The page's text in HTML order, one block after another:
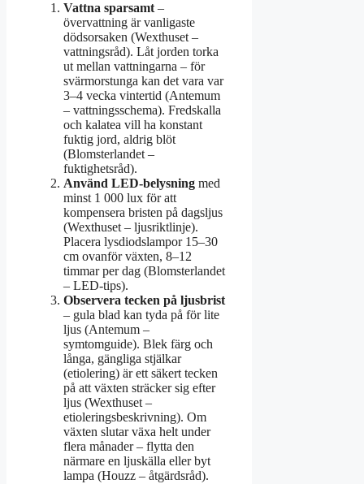
Vattna sparsamt –
övervattning är vanligaste
dödsorsaken (Wexthuset –
vattningsråd). Låt jorden torka
ut mellan vattningarna – för
svärmorstunga kan det vara var
3–4 vecka vintertid (Antemum
– vattningsschema). Fredskalla
och kalatea vill ha konstant
fuktig jord, aldrig blöt
(Blomsterlandet –
fuktighetsråd).
Använd LED-belysning med
minst 1 000 lux för att
kompensera bristen på dagsljus
(Wexthuset – ljusriktlinje).
Placera lysdiodslampor 15–30
cm ovanför växten, 8–12
timmar per dag (Blomsterlandet
– LED-tips).
Observera tecken på ljusbrist
– gula blad kan tyda på för lite
ljus (Antemum –
symtomguide). Blek färg och
långa, gängliga stjälkar
(etiolering) är ett säkert tecken
på att växten sträcker sig efter
ljus (Wexthuset –
etioleringsbeskrivning). Om
växten slutar växa helt under
flera månader – flytta den
närmare en ljuskälla eller byt
lampa (Houzz – åtgärdsråd).